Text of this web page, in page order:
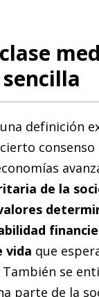
definición
de la
vida que
También se
parte de la